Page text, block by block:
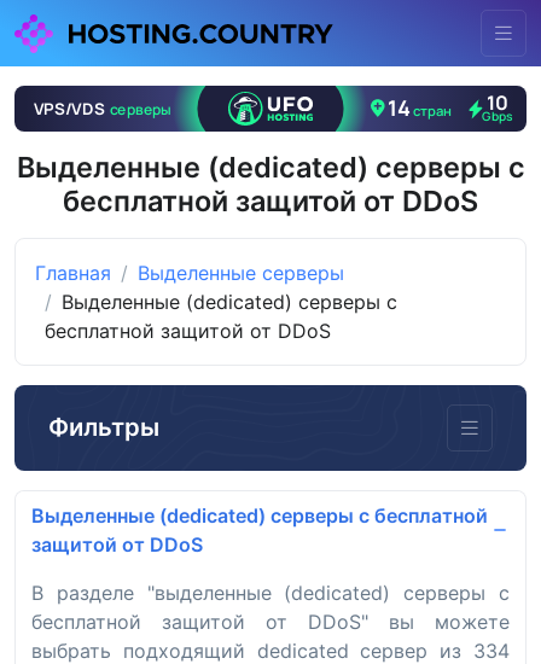
Выделенные (dedicated) серверы с
бесплатной защитой от DDoS
Главная
Выделенные серверы
Выделенные (dedicated) серверы с
бесплатной защитой от DDoS
Фильтры
Выделенные (dedicated) серверы с бесплатной
защитой от DDoS
В разделе "выделенные (dedicated) серверы с
бесплатной защитой от DDoS" вы можете
выбрать подходящий dedicated сервер из 334